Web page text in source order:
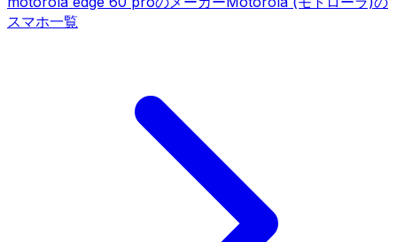
スマホ一覧